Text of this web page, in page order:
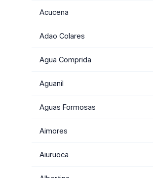
Acucena
Adao Colares
Agua Comprida
Aguanil
Aguas Formosas
Aimores
Aiuruoca